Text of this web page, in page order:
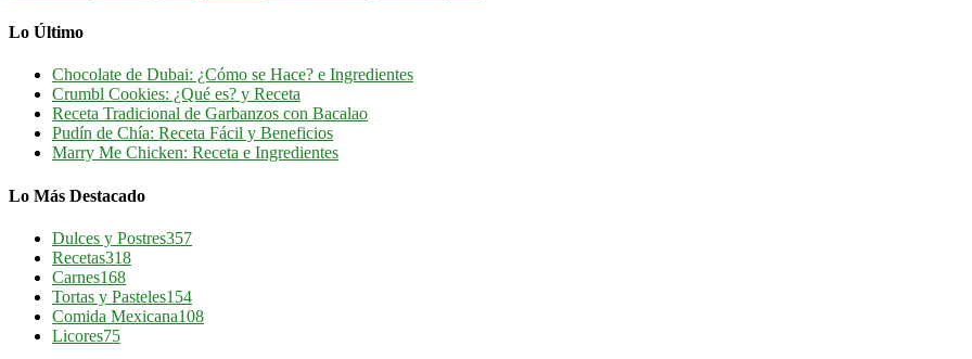
Lo Último
Chocolate de Dubai: ¿Cómo se Hace? e Ingredientes
Crumbl Cookies: ¿Qué es? y Receta
Receta Tradicional de Garbanzos con Bacalao
Pudín de Chía: Receta Fácil y Beneficios
Marry Me Chicken: Receta e Ingredientes
Lo Más Destacado
Dulces y Postres357
Recetas318
Carnes168
Tortas y Pasteles154
Comida Mexicana108
Licores75